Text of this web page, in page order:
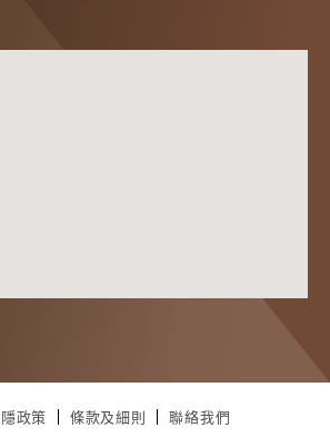
政策 條款及細則 聯絡我們